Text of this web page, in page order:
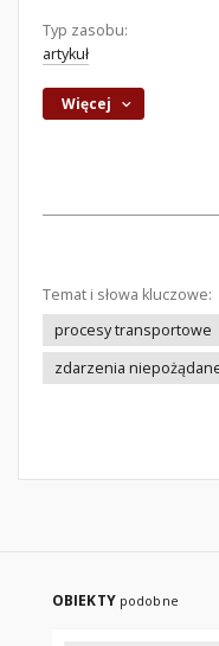
Typ zasobu:
artykuł
Więcej
Temat i słowa kluczowe:
procesy transportowe
zdarzenia
OBIEKTY podobne